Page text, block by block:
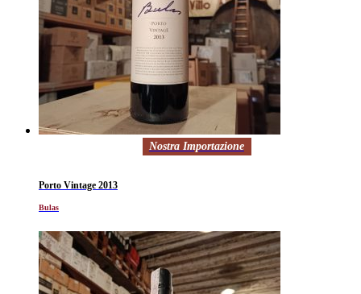
Nostra Importazione
Porto Vintage 2013
Bulas